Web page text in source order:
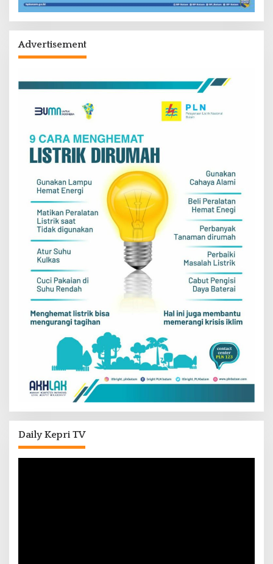
Advertisement
Daily Kepri TV